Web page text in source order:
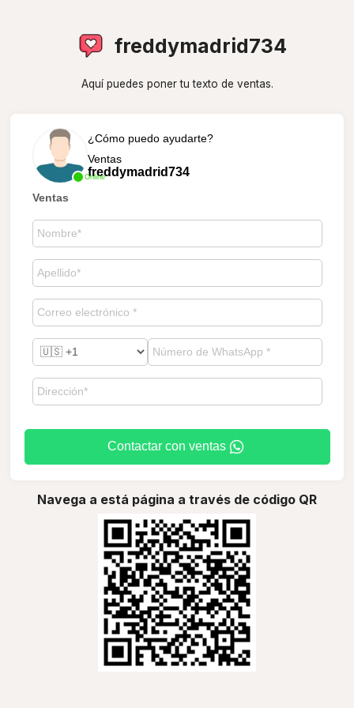
freddymadrid734
Aquí puedes poner tu texto de ventas.
Online
¿Cómo puedo ayudarte?
Ventas
freddymadrid734
Ventas
Contactar con ventas
Navega a está página a través de código QR